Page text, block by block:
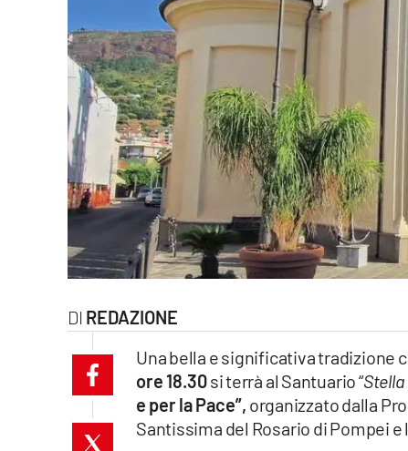
lacitymag.it
cosenzachannel.it
catanzarochannel.it
REDAZIONE
Una bella e significativa tradizione
ore 18.30si terrà al Santuario “Stella
e per la Pace”, organizzato dalla
Santissima del Rosario di Pompei